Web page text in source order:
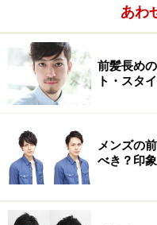
あわ
前髪長め
ト・スタ
メンズの
べき？印